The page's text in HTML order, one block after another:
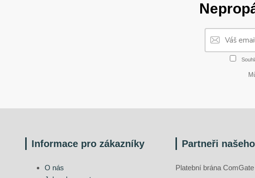
Informace pro zákazníky
O nás
Partneři
Platební brána ComGate